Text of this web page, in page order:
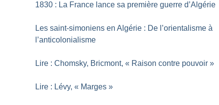
1830 : La France lance sa première guerre d’Algérie
Les saint-simoniens en Algérie : De l’orientalisme à
l’anticolonialisme
Lire : Chomsky, Bricmont, « Raison contre pouvoir »
Lire : Lévy, « Marges »